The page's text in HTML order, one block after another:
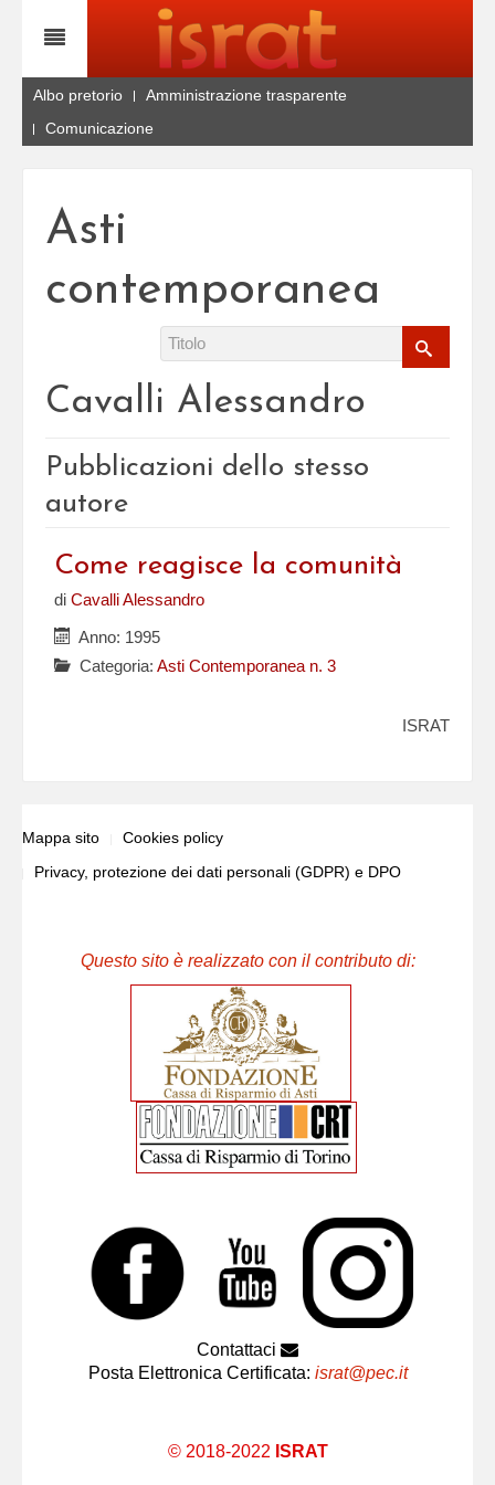
Albo pretorio
Amministrazione trasparente
Comunicazione
Asti
contemporanea
Cavalli Alessandro
Pubblicazioni dello stesso
autore
Come reagisce la comunità
di Cavalli Alessandro
Anno: 1995
Categoria: Asti Contemporanea n. 3
ISRAT
Mappa sito
Cookies policy
Privacy, protezione dei dati personali (GDPR) e DPO
Questo sito è realizzato con il contributo di:
Contattaci
Posta Elettronica Certificata: israt@pec.it
© 2018-2022 ISRAT